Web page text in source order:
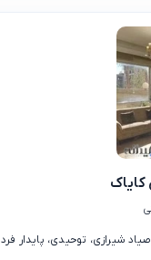
كاياك
شیرازی، توحیدی، پایدار فرد